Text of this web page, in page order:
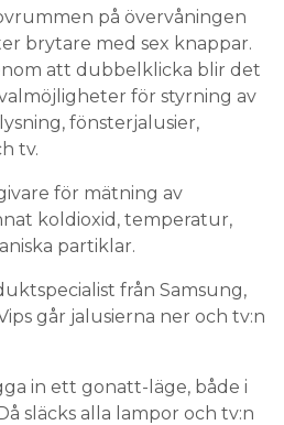
på övervåningen
brytare med sex knappar.
att dubbelklicka blir det
för styrning av
fönsterjalusier,
tv.
för mätning av
koldioxid, temperatur,
partiklar.
från Samsung,
går jalusierna ner och tv:n
in ett gonatt-läge, både i
släcks alla lampor och tv:n